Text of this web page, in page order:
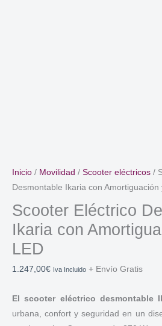
Inicio / Movilidad / Scooter eléctricos /
Desmontable Ikaria con Amortiguación
Scooter Eléctrico
Ikaria con
LED
1.247,00€ Iva Incluido + Envío Gratis
El scooter eléctrico desmontable
urbana, confort y seguridad en un